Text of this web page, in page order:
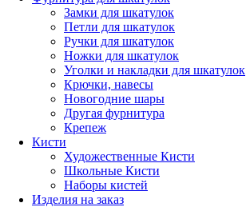
Замки для шкатулок
Петли для шкатулок
Ручки для шкатулок
Ножки для шкатулок
Уголки и накладки для шкатулок
Крючки, навесы
Новогодние шары
Другая фурнитура
Крепеж
Кисти
Художественные Кисти
Школьные Кисти
Наборы кистей
Изделия на заказ